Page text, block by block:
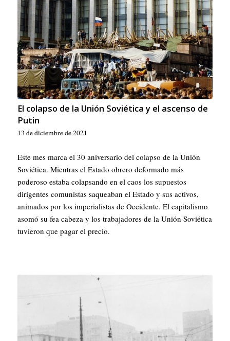
El colapso de la Unión Soviética y el ascenso de
Putin
13 de diciembre de 2021
Este mes marca el 30 aniversario del colapso de la Unión
Soviética. Mientras el Estado obrero deformado más
poderoso estaba colapsando en el caos los supuestos
dirigentes comunistas saqueaban el Estado y sus activos,
animados por los imperialistas de Occidente. El capitalismo
asomó su fea cabeza y los trabajadores de la Unión Soviética
tuvieron que pagar el precio.